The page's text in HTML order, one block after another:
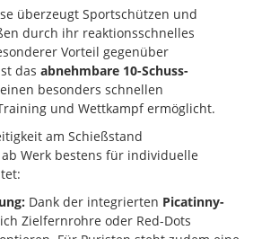
überzeugt Sportschützen und
durch ihr reaktionsschnelles
Vorteil gegenüber
das abnehmbare 10-Schuss-
besonders schnellen
und Wettkampf ermöglicht.
am Schießstand
ab Werk bestens für individuelle
Dank der integrierten Picatinny-
Zielfernrohre oder Red-Dots